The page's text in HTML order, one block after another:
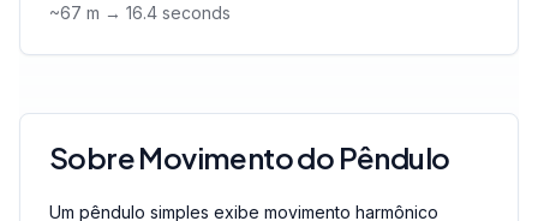
~67 m → 16.4 seconds
Sobre Movimento do Pêndulo
Um pêndulo simples exibe movimento harmônico